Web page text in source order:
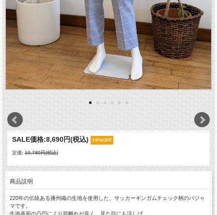
SALE価格:8,690円(税込) 19%OFF
定価: 10,780円(税込)
商品説明
220年の伝統ある播州織の生地を使用した、サッカーギンガムチェック柄のパジャ
マです。
生地表面の凸凹により肌離れが良く、見た目にも涼しげ。